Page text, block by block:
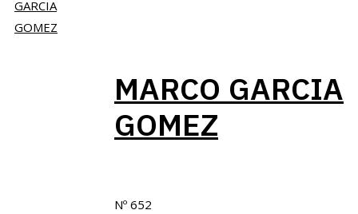
MARCO GARCIA
GOMEZ
Nº 652